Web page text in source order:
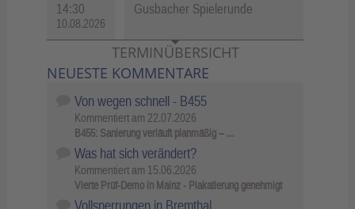
14:30
10.08.2026
Gusbacher Spielerunde
TERMINÜBERSICHT
NEUESTE KOMMENTARE
Von wegen schnell - B455
Kommentiert am 22.07.2026
B455: Sanierung verläuft planmäßig – …
Was hat sich verändert?
Kommentiert am 15.06.2026
Vierte Prüf-Demo in Mainz - Plakatierung genehmigt
Vollsperrungen in Bremthal